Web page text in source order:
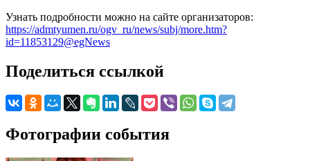
Узнать подробности можно на сайте организаторов:
https://admtyumen.ru/ogv_ru/news/subj/more.htm?
id=11853129@egNews
Поделиться ссылкой
Фотографии события